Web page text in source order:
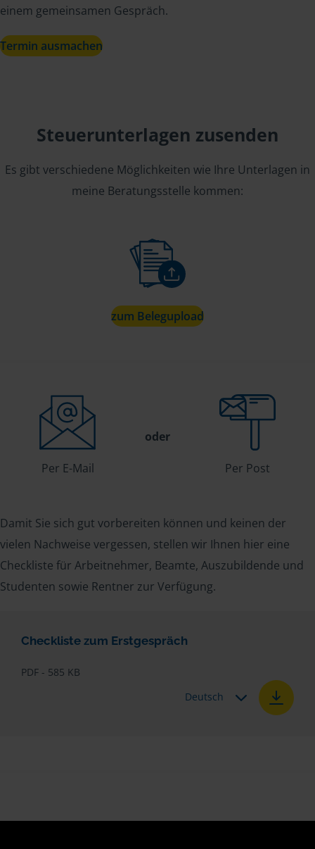
einem gemeinsamen Gespräch.
Termin ausmachen
Steuerunterlagen zusenden
Es gibt verschiedene Möglichkeiten wie Ihre Unterlagen in
meine Beratungsstelle kommen:
zum Belegupload
Per E-Mail
oder
Per Post
Damit Sie sich gut vorbereiten können und keinen der
vielen Nachweise vergessen, stellen wir Ihnen hier eine
Checkliste für Arbeitnehmer, Beamte, Auszubildende und
Studenten sowie Rentner zur Verfügung.
Checkliste zum Erstgespräch
PDF - 585 KB
Deutsch